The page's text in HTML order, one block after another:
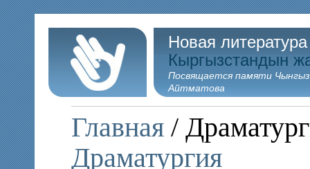
Новая
Кыргызстандын
Посвящается памяти
Айтматова
Главная /
Драматургия